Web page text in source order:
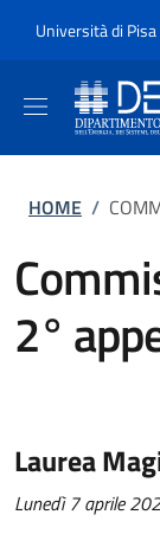
Slim
Università di Pisa
HOME /
2°
Laurea
Lunedì 7 aprile